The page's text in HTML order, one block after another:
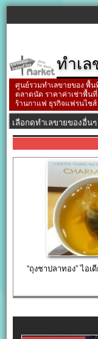
ทำเ
ศูนย์รวมทำเลขายของ พื้
ตลาดนัด ราคาค่าเช่าพื้น
ร้านกาแฟ ธุรกิจแฟรนไชส์
“ถุงชาปลาทอง” ไอเ